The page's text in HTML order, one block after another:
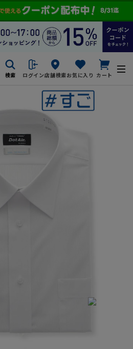
検索 ログイン店舗検索お気に入り カート